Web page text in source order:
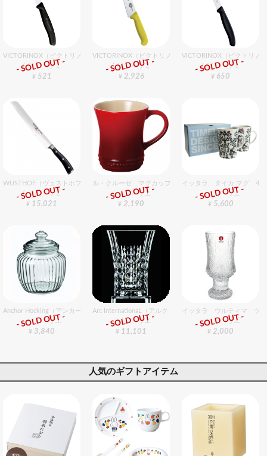
VICTORINOX（ビクトリノックス） SＣパーリングナイフ 波刃 ブラック
包丁・ハサミ
¥ 521
- SOLD OUT -
VICTORINOX（ビクトリノックス） シェフナイフ（牛刀
包丁・ハサミ
¥ 2,926
- SOLD OUT -
VICTORINOX（ビクトリ
包丁・ハサミ
¥ 650
- SOLD OUT -
WUSTHOF（ヴュストホフ） クラシックアイコン ブレッドナイフ（両刃） 23cm
包丁・ハサミ
¥ 15,021
- SOLD OUT -
ル・クルーゼ マグカップ S チェリーレッド
グラスバリエ
¥ 2,190
- SOLD OUT -
イッタラ タイカ マグ
グラスバリエ
¥ 5,600
- SOLD OUT -
Anchor Hocking（アンカーホッキング） オプティクスジャーS 6個入りセット
グラスバリエ
¥ 3,840
- SOLD OUT -
Arc InternationaL（アルク・インターナショナル） レディ
グラスバリエ
¥ 11,101
- SOLD OUT -
イッタラ ウルティマ ツ
グラスバリエ
¥ 2,000
- SOLD OUT -
人気のギフトアイテム